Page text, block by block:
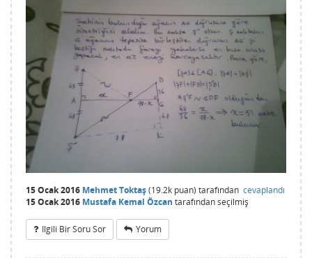
15 Ocak 2016 Mehmet Toktaş(19.2k puan) tarafından cevaplandı
15 Ocak 2016 Mustafa Kemal Özcan tarafındanseçilmiş
Ilgili Bir Soru Sor Yorum